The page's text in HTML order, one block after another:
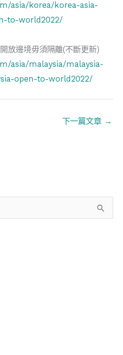
asia/korea/korea-asia-
to-world2022/
放邊境毋須隔離(不斷更新)
asia/malaysia/malaysia-
open-to-world2022/
下一篇文章 →